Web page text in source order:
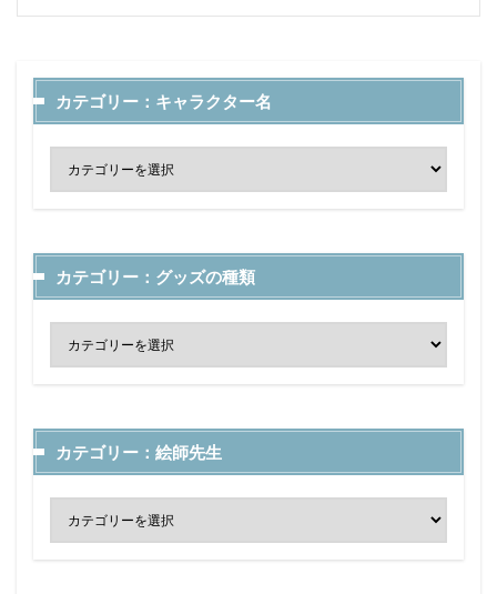
カテゴリー：キャラクター名
カテゴリー：グッズの種類
カテゴリー：絵師先生